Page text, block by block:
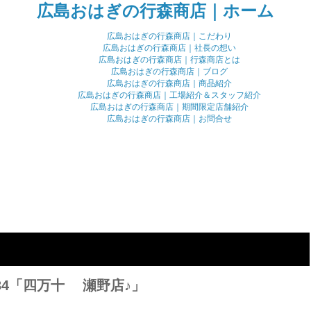
広島おはぎの行森商店｜ホーム
広島おはぎの行森商店｜こだわり
広島おはぎの行森商店｜社長の想い
広島おはぎの行森商店｜行森商店とは
広島おはぎの行森商店｜ブログ
広島おはぎの行森商店｜商品紹介
広島おはぎの行森商店｜工場紹介＆スタッフ紹介
広島おはぎの行森商店｜期間限定店舗紹介
広島おはぎの行森商店｜お問合せ
「四万十 瀬野店♪」